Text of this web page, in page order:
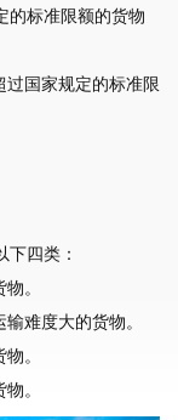
的标准限额的货物
过国家规定的标准限
下四类：
。
难度大的货物。
。
。